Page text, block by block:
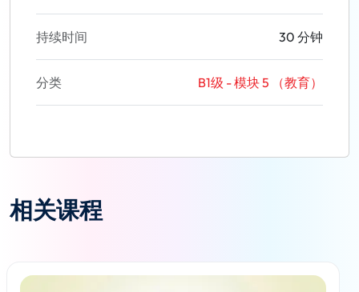
持续时间 30 分钟
分类 B1级 - 模块 5 （教育）
相关课程